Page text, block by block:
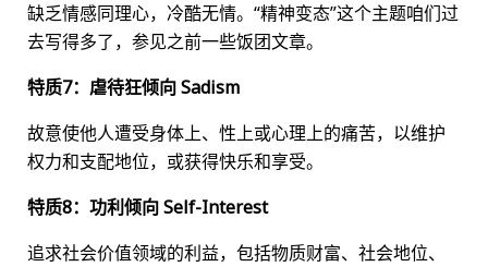
缺乏情感同理心，冷酷无情。“精神变态”这个主题咱们过
去写得多了，参见之前一些饭团文章。
特质7：虐待狂倾向 Sadism
故意使他人遭受身体上、性上或心理上的痛苦，以维护
权力和支配地位，或获得快乐和享受。
特质8：功利倾向 Self-Interest
追求社会价值领域的利益，包括物质财富、社会地位、